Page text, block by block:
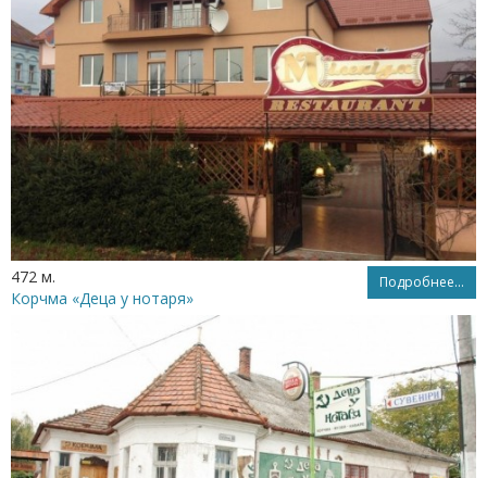
472 м. Подробнее...
Корчма «Деца у нотаря»